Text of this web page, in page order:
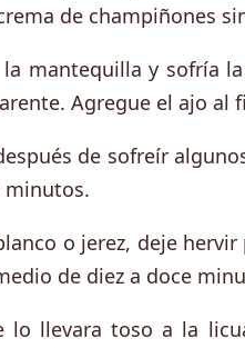
de champiñones
mantequilla y sofría
Agregue el ajo al
de sofreír
minutos.
o jerez, deje
de diez a doce
lo llevara toso a la